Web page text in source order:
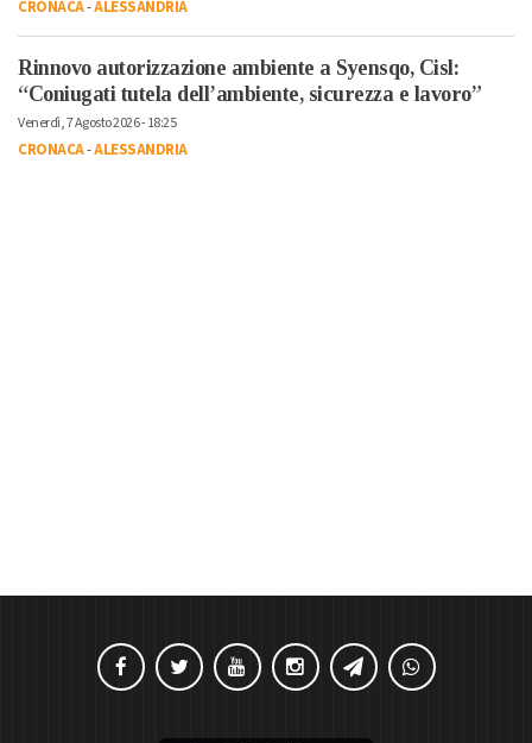
CRONACA-ALESSANDRIA
Rinnovo autorizzazione ambiente a Syensqo, Cisl:
“Coniugati tutela dell’ambiente, sicurezza e lavoro”
Venerdì, 7 Agosto 2026 - 18:25
CRONACA-ALESSANDRIA